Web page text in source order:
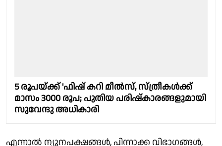
5 രൂപയ്ക്ക് 'ഫിഷ് കറി മീല്‍സ്, സ്ത്രീകൾക്ക്
മാസം 3000 രൂപ; പുതിയ പരിഷ്‌കാരങ്ങളുമായി
സുവേന്ദു അധികാരി
എന്നാല്‍ ന്യൂനപക്ഷങ്ങള്‍, പിന്നാക്ക വിഭാഗങ്ങള്‍,